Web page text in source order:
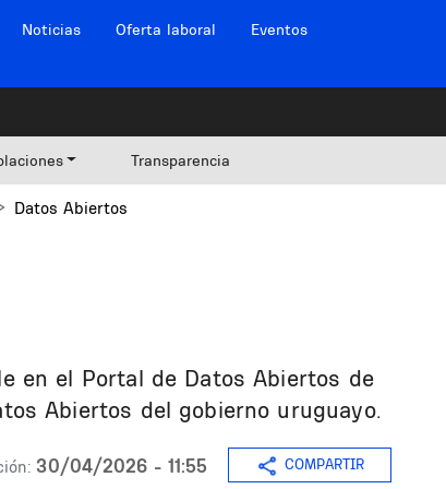
Noticias Oferta laboral Eventos
Transparencia
Datos Abiertos
en el Portal de Datos Abiertos de
Abiertos del gobierno uruguayo.
30/04/2026 - 11:55 COMPARTIR